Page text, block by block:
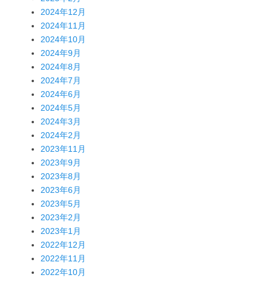
2024年12月
2024年11月
2024年10月
2024年9月
2024年8月
2024年7月
2024年6月
2024年5月
2024年3月
2024年2月
2023年11月
2023年9月
2023年8月
2023年6月
2023年5月
2023年2月
2023年1月
2022年12月
2022年11月
2022年10月